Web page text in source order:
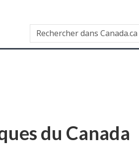
Rechercher
dans
Canada.ca
du Canada